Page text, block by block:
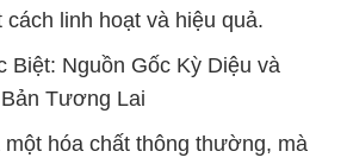
linh hoạt và hiệu quả.
Biệt: Nguồn Gốc Kỳ Diệu và
Tương Lai
một hóa chất thông thường, mà